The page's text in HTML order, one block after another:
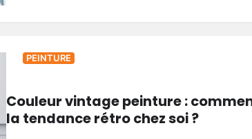
PEINTURE
Couleur vintage peinture :
la tendance rétro chez soi ?